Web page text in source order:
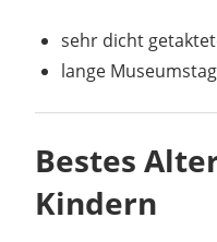
sehr dicht
lange
Bestes
Kindern